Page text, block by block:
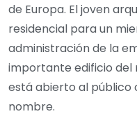
de Europa. El joven
residencial para un
administración de la
importante edificio del
está abierto al público
nombre.